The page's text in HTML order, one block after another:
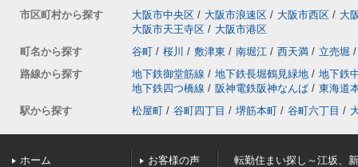
市区町村から探す 大阪市中央区 / 大阪市浪速区 / 大阪市西区 / 大
大阪市天王寺区 / 大阪市港区
町名から探す
谷町 / 桜川 / 敷津東 / 南堀江 / 西天満 / 立売堀 /
路線から探す
地下鉄御堂筋線 / 地下鉄長堀鶴見緑地 / 地下鉄
地下鉄四つ橋線 / 阪神電鉄阪神なんば / 東海道
駅から探す
松屋町 / 谷町四丁目 / 堺筋本町 / 谷町六丁目 /
ホーム
お客様の声
転勤住まい探し～江坂、